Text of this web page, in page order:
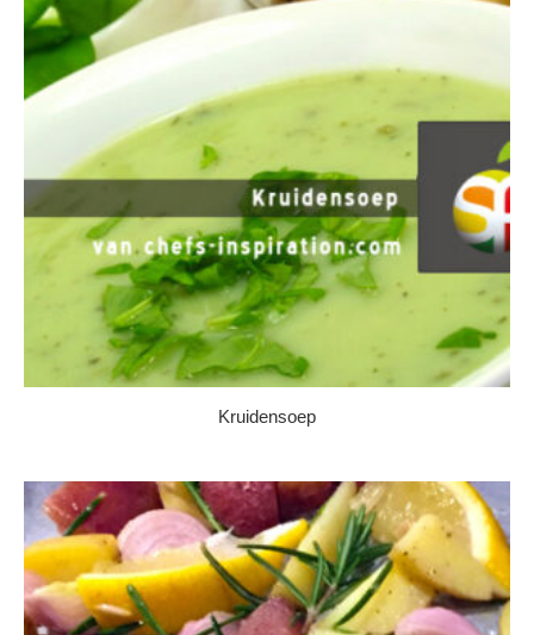
Kruidensoep